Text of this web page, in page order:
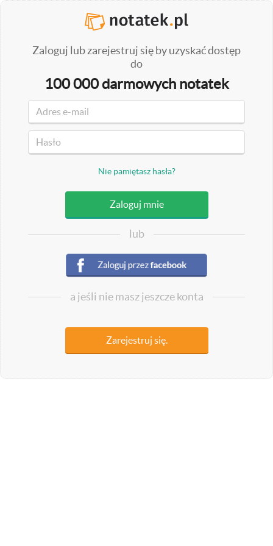
Zaloguj lub zarejestruj się by uzyskać dostęp
do
100 000 darmowych notatek
Nie pamiętasz hasła?
lub
a jeśli nie masz jeszcze konta
Zarejestruj się.